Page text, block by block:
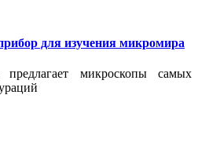
для изучения микромира
микроскопы самых